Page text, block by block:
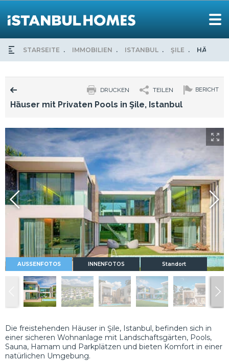
STARSEITE IMMOBILIEN ISTANBUL ŞILE HÄUSER
BERICHT
TEILEN
DRUCKEN
Häuser mit Privaten Pools in Şile, Istanbul
AUSSENFOTOS INNENFOTOS Standort
Die freistehenden Häuser in Şile, Istanbul, befinden sich in
einer sicheren Wohnanlage mit Landschaftsgärten, Pools,
Sauna, Hamam und Parkplätzen und bieten Komfort in einer
natürlichen Umgebung.